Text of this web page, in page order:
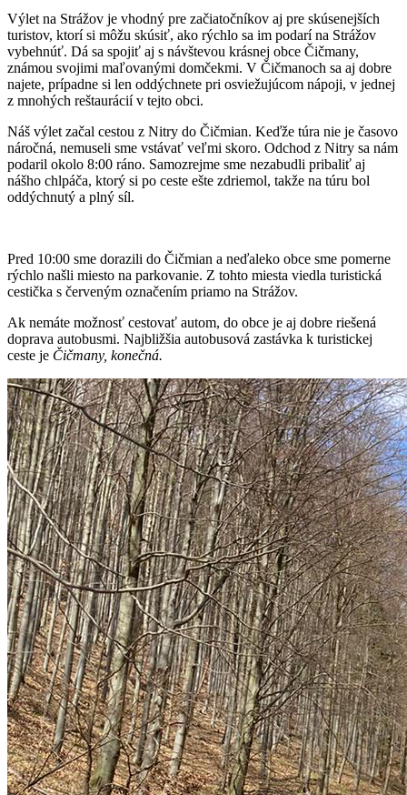
Výlet na Strážov je vhodný pre začiatočníkov aj pre skúsenejších
turistov, ktorí si môžu skúsiť, ako rýchlo sa im podarí na Strážov
vybehnúť. Dá sa spojiť aj s návštevou krásnej obce Čičmany,
známou svojimi maľovanými domčekmi. V Čičmanoch sa aj dobre
najete, prípadne si len oddýchnete pri osviežujúcom nápoji, v jednej
z mnohých reštaurácií v tejto obci.
Náš výlet začal cestou z Nitry do Čičmian. Keďže túra nie je časovo
náročná, nemuseli sme vstávať veľmi skoro. Odchod z Nitry sa nám
podaril okolo 8:00 ráno. Samozrejme sme nezabudli pribaliť aj
nášho chlpáča, ktorý si po ceste ešte zdriemol, takže na túru bol
oddýchnutý a plný síl.
Pred 10:00 sme dorazili do Čičmian a neďaleko obce sme pomerne
rýchlo našli miesto na parkovanie. Z tohto miesta viedla turistická
cestička s červeným označením priamo na Strážov.
Ak nemáte možnosť cestovať autom, do obce je aj dobre riešená
doprava autobusmi. Najbližšia autobusová zastávka k turistickej
ceste je Čičmany, konečná.